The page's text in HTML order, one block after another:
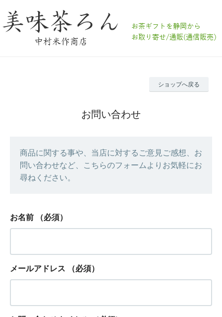
ショップへ戻る
お問い合わせ
商品に関する事や、当店に対するご意見ご感想、お
問い合わせなど、こちらのフォームよりお気軽にお
尋ねください。
お名前 （必須）
メールアドレス （必須）